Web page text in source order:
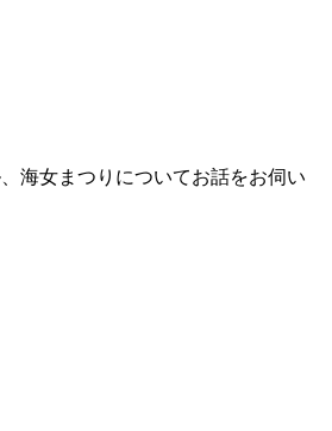
海女まつりについてお話をお伺い